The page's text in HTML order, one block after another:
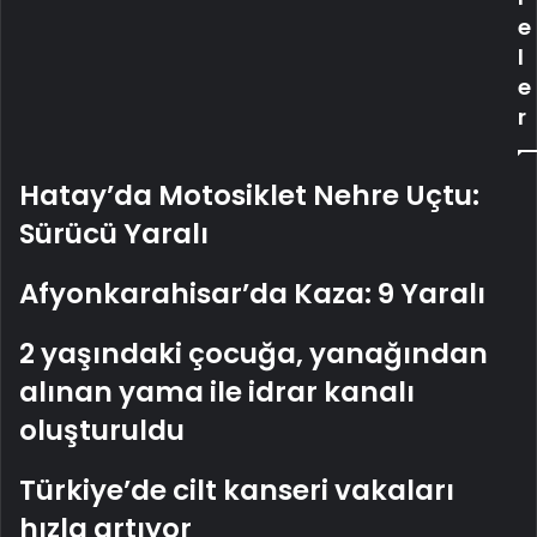
e
l
e
r
Hatay’da Motosiklet Nehre Uçtu:
Sürücü Yaralı
Afyonkarahisar’da Kaza: 9 Yaralı
2 yaşındaki çocuğa, yanağından
alınan yama ile idrar kanalı
oluşturuldu
Türkiye’de cilt kanseri vakaları
hızla artıyor